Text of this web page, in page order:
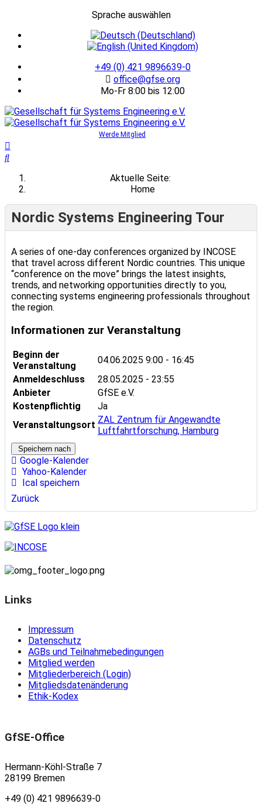
Sprache auswählen
+49 (0) 421 9896639-0
office@gfse.org
Mo-Fr 8:00 bis 12:00
Werde Mitglied
Aktuelle Seite:
Home
Nordic Systems Engineering Tour
A series of one-day conferences organized by INCOSE
that travel across different Nordic countries. This unique
“conference on the move” brings the latest insights,
trends, and networking opportunities directly to you,
connecting systems engineering professionals throughout
the region.
Informationen zur Veranstaltung
Beginn der
Veranstaltung
04.06.2025 9:00 - 16:45
Anmeldeschluss
28.05.2025 - 23:55
Anbieter
GfSE e.V.
Kostenpflichtig
Ja
Veranstaltungsort ZAL Zentrum für Angewandte
Luftfahrtforschung, Hamburg
Speichern nach
Google-Kalender
Yahoo-Kalender
Ical speichern
Zurück
Links
Impressum
Datenschutz
AGBs und Teilnahmebedingungen
Mitglied werden
Mitgliederbereich (Login)
Mitgliedsdatenänderung
Ethik-Kodex
GfSE-Office
Hermann-Köhl-Straße 7
28199 Bremen
+49 (0) 421 9896639-0